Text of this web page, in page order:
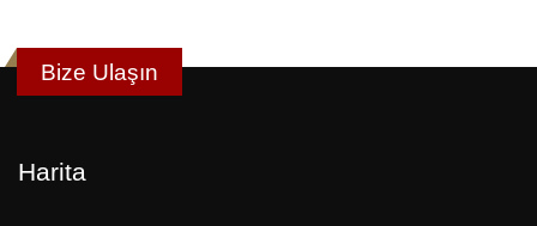
Bize Ulaşın
Harita